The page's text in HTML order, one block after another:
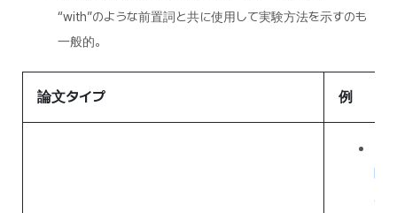
“with”のような前置詞と共に使用して実験方法を示すのも
一般的。
論文タイプ 例